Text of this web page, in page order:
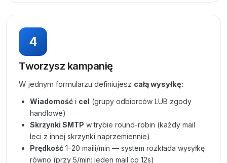
4
Tworzysz kampanię
W jednym formularzu definiujesz całą wysyłkę:
Wiadomość i cel (grupy odbiorców LUB zgody
handlowe)
Skrzynki SMTP w trybie round-robin (każdy mail
leci z innej skrzynki naprzemiennie)
Prędkość 1–20 maili/min — system rozkłada wysyłkę
równo (przy 5/min: jeden mail co 12s)